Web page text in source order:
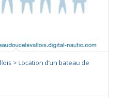
> Location d’un bateau de